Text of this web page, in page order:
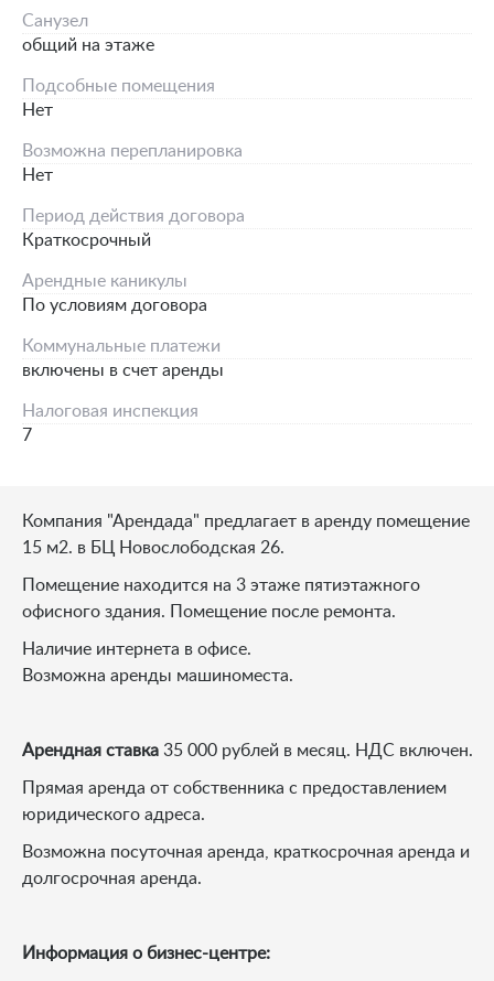
Санузел
общий на этаже
Подсобные помещения
Нет
Возможна перепланировка
Нет
Период действия договора
Краткосрочный
Арендные каникулы
По условиям договора
Коммунальные платежи
включены в счет аренды
Налоговая инспекция
7
Компания "Арендада" предлагает в аренду помещение
15 м2. в БЦ Новослободская 26.
Помещение находится на 3 этаже пятиэтажного
офисного здания. Помещение после ремонта.
Наличие интернета в офисе.
Возможна аренды машиноместа.
Арендная ставка 35 000 рублей в месяц. НДС включен.
Прямая аренда от собственника с предоставлением
юридического адреса.
Возможна посуточная аренда, краткосрочная аренда и
долгосрочная аренда.
Информация о бизнес-центре: